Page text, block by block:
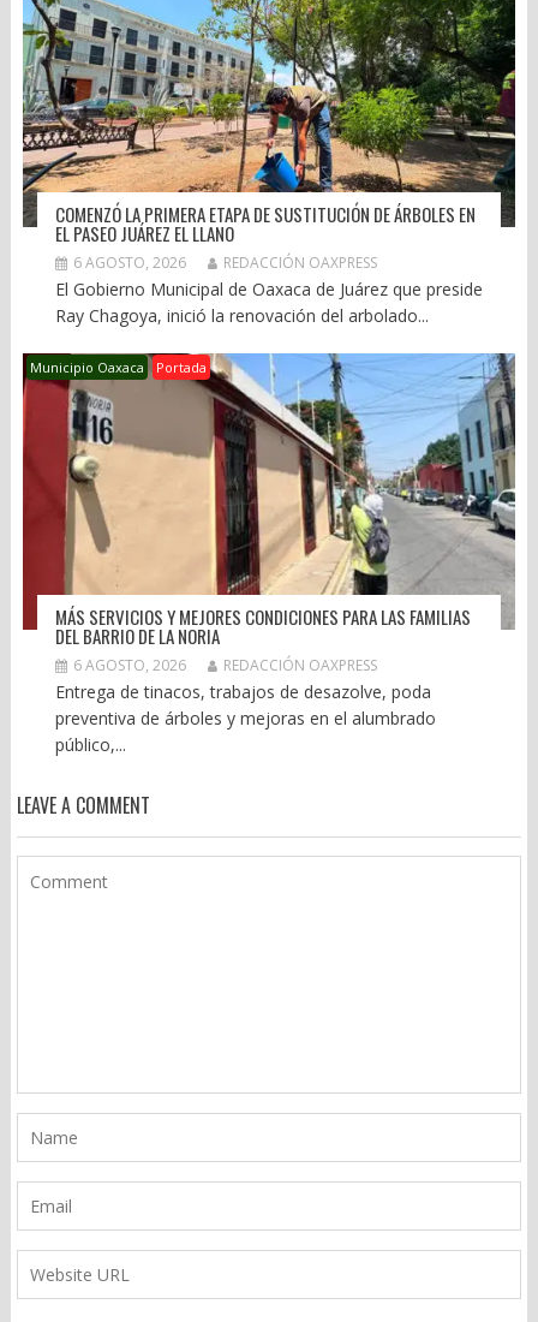
COMENZÓ LA PRIMERA ETAPA DE SUSTITUCIÓN DE ÁRBOLES EN
EL PASEO JUÁREZ EL LLANO
6 AGOSTO, 2026 REDACCIÓN OAXPRESS
El Gobierno Municipal de Oaxaca de Juárez que preside
Ray Chagoya, inició la renovación del arbolado...
Municipio Oaxaca Portada
MÁS SERVICIOS Y MEJORES CONDICIONES PARA LAS FAMILIAS
DEL BARRIO DE LA NORIA
6 AGOSTO, 2026 REDACCIÓN OAXPRESS
Entrega de tinacos, trabajos de desazolve, poda
preventiva de árboles y mejoras en el alumbrado
público,...
LEAVE A COMMENT